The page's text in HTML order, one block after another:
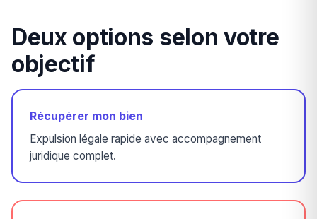
Deux options selon votre
objectif
Récupérer mon bien
Expulsion légale rapide avec accompagnement
juridique complet.